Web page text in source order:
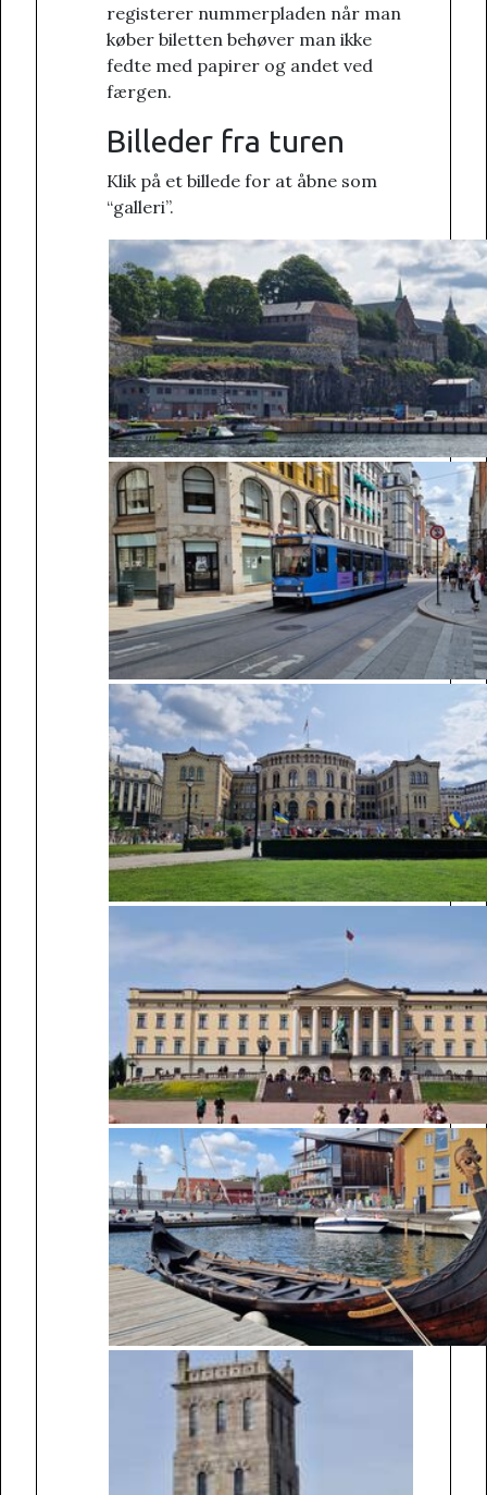
registerer nummerpladen når man
køber biletten behøver man ikke
fedte med papirer og andet ved
færgen.
Billeder fra turen
Klik på et billede for at åbne som
“galleri”.